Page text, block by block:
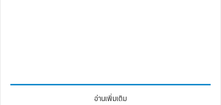
อ่านเพิ่มเติม